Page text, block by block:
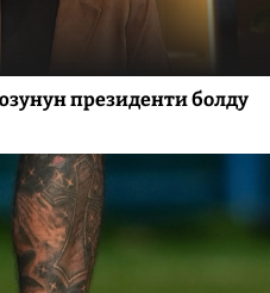
президенти болду